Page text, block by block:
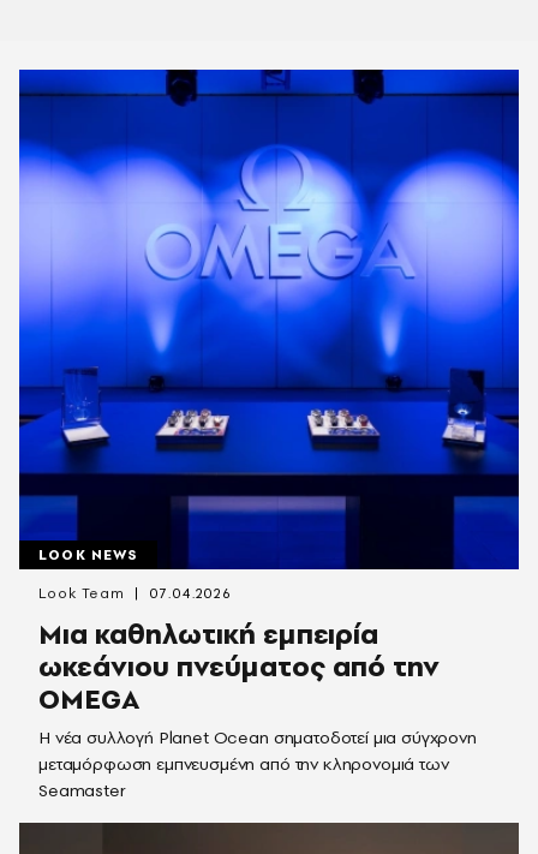
LOOK NEWS
Μια καθηλωτική εμπειρία
ωκεάνιου πνεύματος από την
OMEGA
Η νέα συλλογή Planet Ocean σηματοδοτεί μια σύγχρονη
μεταμόρφωση εμπνευσμένη από την κληρονομιά των
Seamaster
Look Team 07.04.2026